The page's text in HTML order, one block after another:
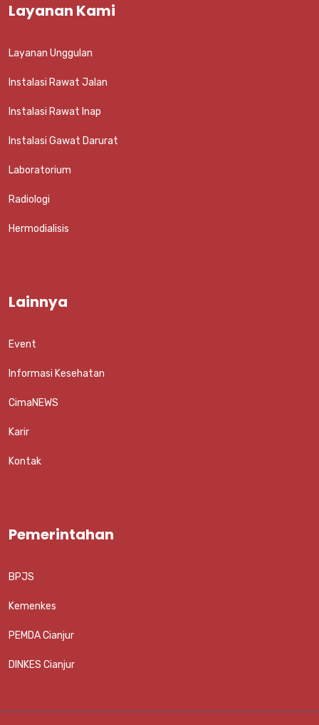
Layanan Kami
Layanan Unggulan
Instalasi Rawat Jalan
Instalasi Rawat Inap
Instalasi Gawat Darurat
Laboratorium
Radiologi
Hermodialisis
Lainnya
Event
Informasi Kesehatan
CimaNEWS
Karir
Kontak
Pemerintahan
BPJS
Kemenkes
PEMDA Cianjur
DINKES Cianjur